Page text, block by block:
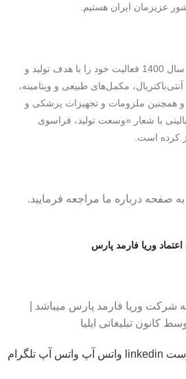
عزیزمان ایران هستیم.
شرکت وریا فارمد پارس از سال 1400 فعالیت خود را با هدف تولید و
مکمل‌های طبیعی و ویتامینه،
و همچنین ملزومات و تجهیزات پزشکی و
با شعار «وسعت تولید، فراسوی
کرده است.
به صفحه درباره ما مراجعه فرمایید.
اعتماد وریا فارمد پارس
شرکت وریا فارمد پارس میباشد |
کانون تبلیغاتی ایلیا
linkedin واتس آپ واتس آپ تلگرام